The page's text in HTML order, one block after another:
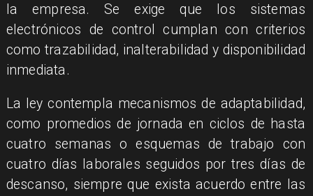
la empresa. Se exige que los sistemas
electrónicos de control cumplan con criterios
como trazabilidad, inalterabilidad y disponibilidad
inmediata.
La ley contempla mecanismos de adaptabilidad,
como promedios de jornada en ciclos de hasta
cuatro semanas o esquemas de trabajo con
cuatro días laborales seguidos por tres días de
descanso, siempre que exista acuerdo entre las